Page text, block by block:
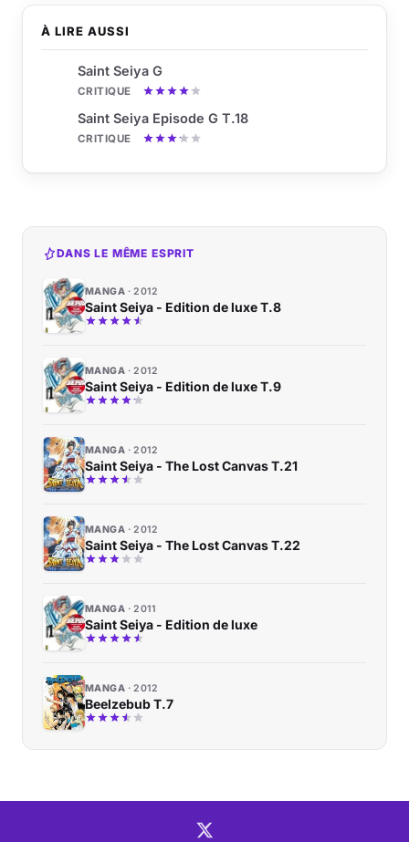
À LIRE AUSSI
Saint Seiya G
CRITIQUE
Saint Seiya Episode G T.18
CRITIQUE
DANS LE MÊME ESPRIT
MANGA 2012
Saint Seiya - Edition de luxe T.8
MANGA 2012
Saint Seiya - Edition de luxe T.9
MANGA 2012
Saint Seiya - The Lost Canvas T.21
MANGA 2012
Saint Seiya - The Lost Canvas T.22
MANGA 2011
Saint Seiya - Edition de luxe
MANGA 2012
Beelzebub T.7